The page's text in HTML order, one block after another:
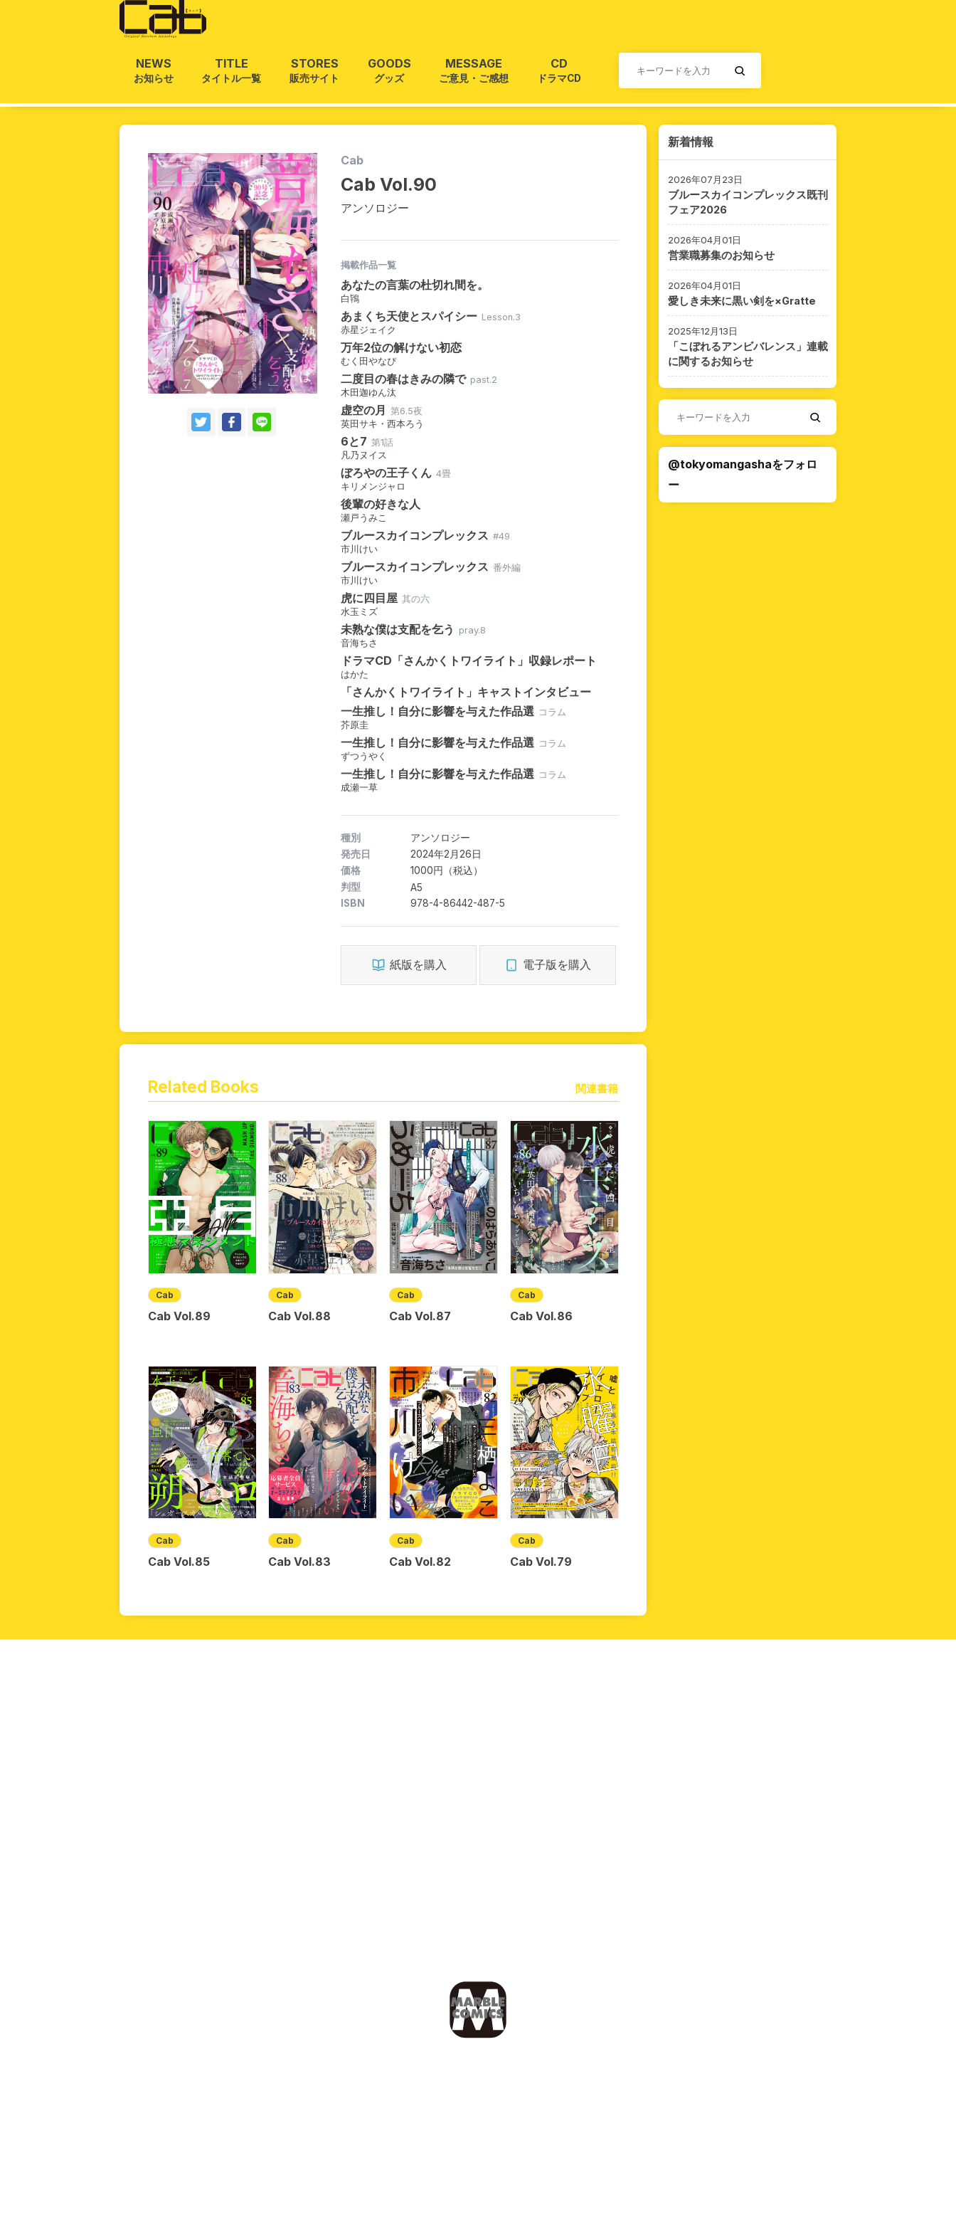
ホーム
タイトル一覧
雑誌
単話
販売サイト
電子版
書籍版
グッズ
ご意見・ご感想
お問い合わせ
持ち込み・作品投稿
作家さんへのプレゼント品
ドラマCD
NEWS
お知らせ
TITLE
タイトル一覧
STORES
販売サイト
GOODS
グッズ
MESSAGE
ご意見・ご感想
CD
ドラマCD
ホーム/Cab Vol.90
Cab
Cab Vol.90
アンソロジー
掲載作品一覧
あなたの言葉の杜切れ間を。
白鴇
あまくち天使とスパイシー Lesson.3
赤星ジェイク
万年2位の解けない初恋
むく田やなぴ
二度目の春はきみの隣で past.2
木田迦ゆん汰
虚空の月
第6.5夜
英田サキ・西本ろう
6と7 第1話
凡乃ヌイス
ぼろやの王子くん 4畳
キリメンジャロ
後輩の好きな人
瀬戸うみこ
ブルースカイコンプレックス #49
市川けい
ブルースカイコンプレックス 番外編
市川けい
虎に四目屋 其の六
水玉ミズ
未熟な僕は支配を乞う
pray.8
音海ちさ
ドラマCD「さんかくトワイライト」収録レポート
はかた
「さんかくトワイライト」キャストインタビュー
一生推し！自分に影響を与えた作品選 コラム
芥原圭
一生推し！自分に影響を与えた作品選 コラム
ずつうやく
一生推し！自分に影響を与えた作品選 コラム
成瀬一草
種別
アンソロジー
発売日
2024年2月26日
価格
1000円（税込）
判型
A5
ISBN
978-4-86442-487-5
紙版を購入 電子版を購入
Related Books 関連書籍
Cab
Cab Vol.89
Cab
Cab Vol.88
Cab
Cab Vol.87
Cab
Cab Vol.86
Cab
Cab Vol.85
Cab
Cab Vol.83
Cab
Cab Vol.82
Cab
Cab Vol.79
新着情報
2026年07月23日
ブルースカイコンプレックス既刊
フェア2026
2026年04月01日
営業職募集のお知らせ
2026年04月01日
愛しき未来に黒い剣を×Gratte
2025年12月13日
「こぼれるアンビバレンス」連載
に関するお知らせ
@tokyomangashaをフォロ
ー